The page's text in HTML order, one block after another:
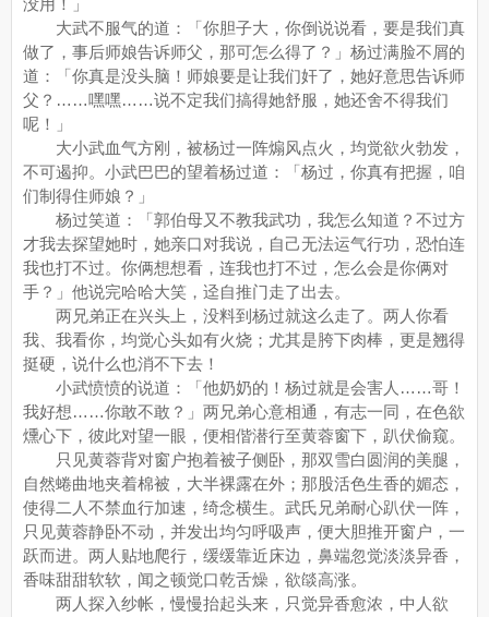
没用！」
大武不服气的道：「你胆子大，你倒说说看，要是我们真
做了，事后师娘告诉师父，那可怎么得了？」杨过满脸不屑的
道：「你真是没头脑！师娘要是让我们奸了，她好意思告诉师
父？……嘿嘿……说不定我们搞得她舒服，她还舍不得我们
呢！」
大小武血气方刚，被杨过一阵煽风点火，均觉欲火勃发，
不可遏抑。小武巴巴的望着杨过道：「杨过，你真有把握，咱
们制得住师娘？」
杨过笑道：「郭伯母又不教我武功，我怎么知道？不过方
才我去探望她时，她亲口对我说，自己无法运气行功，恐怕连
我也打不过。你俩想想看，连我也打不过，怎么会是你俩对
手？」他说完哈哈大笑，迳自推门走了出去。
两兄弟正在兴头上，没料到杨过就这么走了。两人你看
我、我看你，均觉心头如有火烧；尤其是胯下肉棒，更是翘得
挺硬，说什么也消不下去！
小武愤愤的说道：「他奶奶的！杨过就是会害人……哥！
我好想……你敢不敢？」两兄弟心意相通，有志一同，在色欲
燻心下，彼此对望一眼，便相偕潜行至黄蓉窗下，趴伏偷窥。
只见黄蓉背对窗户抱着被子侧卧，那双雪白圆润的美腿，
自然蜷曲地夹着棉被，大半裸露在外；那股活色生香的媚态，
使得二人不禁血行加速，绮念横生。武氏兄弟耐心趴伏一阵，
只见黄蓉静卧不动，并发出均匀呼吸声，便大胆推开窗户，一
跃而进。两人贴地爬行，缓缓靠近床边，鼻端忽觉淡淡异香，
香味甜甜软软，闻之顿觉口乾舌燥，欲燄高涨。
两人探入纱帐，慢慢抬起头来，只觉异香愈浓，中人欲